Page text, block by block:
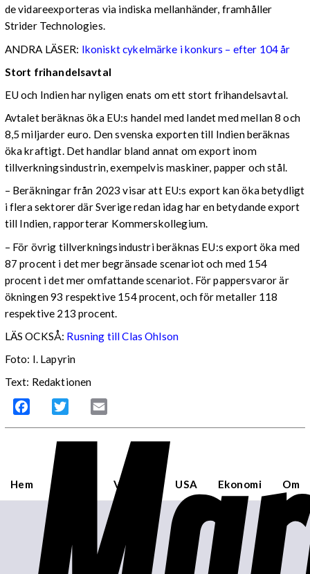
de vidareexporteras via indiska mellanhänder, framhåller
Strider Technologies.
ANDRA LÄSER: Ikoniskt cykelmärke i konkurs – efter 104 år
Stort frihandelsavtal
EU och Indien har nyligen enats om ett stort frihandelsavtal.
Avtalet beräknas öka EU:s handel med landet med mellan 8 och
8,5 miljarder euro. Den svenska exporten till Indien beräknas
öka kraftigt. Det handlar bland annat om export inom
tillverkningsindustrin, exempelvis maskiner, papper och stål.
– Beräkningar från 2023 visar att EU:s export kan öka betydligt
i flera sektorer där Sverige redan idag har en betydande export
till Indien, rapporterar Kommerskollegium.
– För övrig tillverkningsindustri beräknas EU:s export öka med
87 procent i det mer begränsade scenariot och med 154
procent i det mer omfattande scenariot. För pappersvaror är
ökningen 93 respektive 154 procent, och för metaller 118
respektive 213 procent.
LÄS OCKSÅ: Rusning till Clas Ohlson
Foto: I. Lapyrin
Text: Redaktionen
Facebook Twitter
Hem Världen USA Ekonomi Om